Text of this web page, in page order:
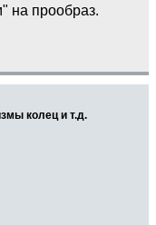
на прообраз.
колец и т.д.